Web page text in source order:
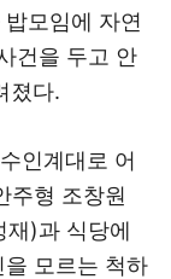
모임에 자연
건을 두고 안
졌다.
인계대로 어
주형 조창원
)과 식당에
모르는 척하